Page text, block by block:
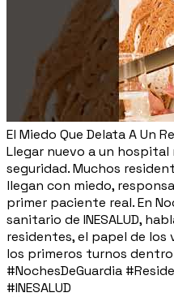
El Miedo Que Delata A Un
Llegar nuevo a un
seguridad. Muchos
llegan con miedo,
primer paciente real. En
sanitario de INESALUD,
residentes, el papel de los
los primeros turnos
#NochesDeGuardia
#INESALUD